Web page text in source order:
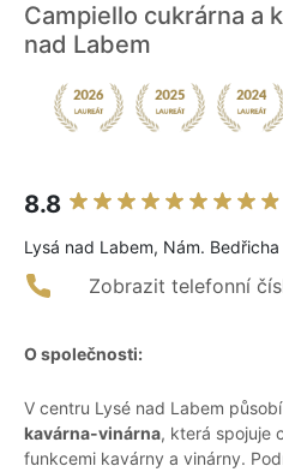
Campiello cukrárna a
nad Labem
8.8
Lysá nad Labem, Nám.
Zobrazit telefonní
O společnosti:
V centru Lysé nad Labem působí
kavárna-vinárna, která spojuje
funkcemi kavárny a vinárny.